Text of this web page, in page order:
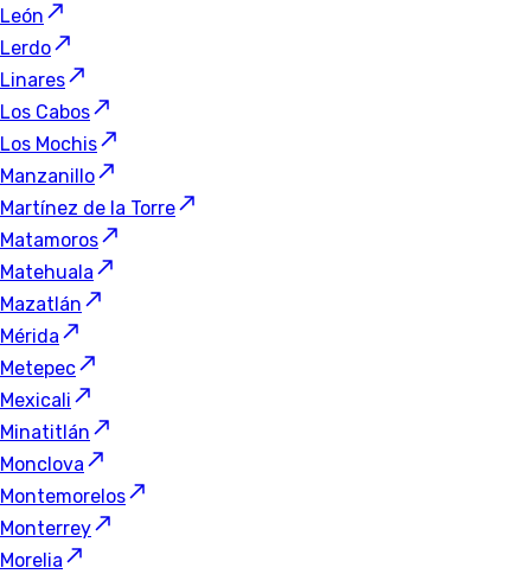
León
Lerdo
Linares
Los Cabos
Los Mochis
Manzanillo
Martínez de la Torre
Matamoros
Matehuala
Mazatlán
Mérida
Metepec
Mexicali
Minatitlán
Monclova
Montemorelos
Monterrey
Morelia